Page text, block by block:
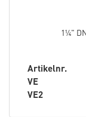
1¼"
Artikelnr.
VE
VE2